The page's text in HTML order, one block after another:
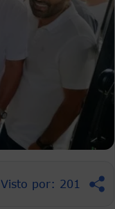
Visto por: 201